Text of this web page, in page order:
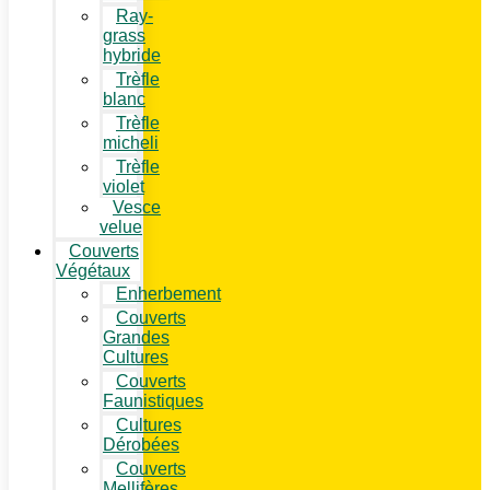
Ray-
grass
hybride
Trèfle
blanc
Trèfle
micheli
Trèfle
violet
Vesce
velue
Couverts
Végétaux
Enherbement
Couverts
Grandes
Cultures
Couverts
Faunistiques
Cultures
Dérobées
Couverts